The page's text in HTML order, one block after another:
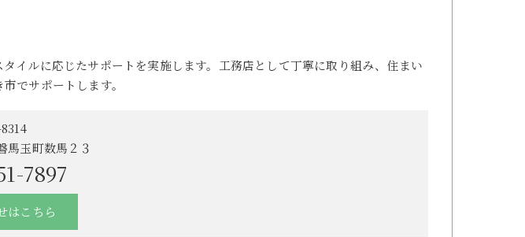
イルに応じたサポートを実施します。工務店として丁寧に取り組み、住まい
でサポートします。
馬玉町数馬２３
7897
はこちら